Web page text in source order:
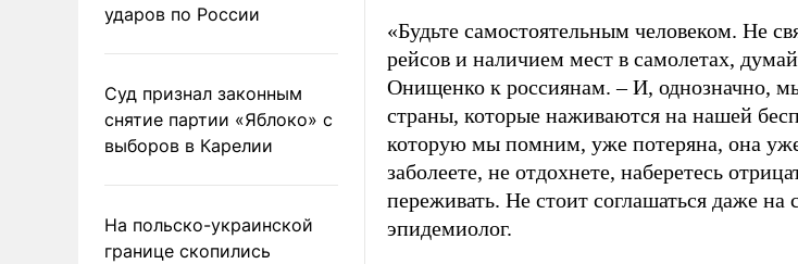
ударов по России
Суд признал законным
снятие партии «Яблоко» с
выборов в Карелии
На польско-украинской
границе скопились
«Будьте самостоятельным человеком. Не
рейсов и наличием мест в самолетах,
Онищенко к россиянам. – И, однозначно,
страны, которые наживаются на нашей
которую мы помним, уже потеряна, она
заболеете, не отдохнете, наберетесь
переживать. Не стоит соглашаться даже
эпидемиолог.